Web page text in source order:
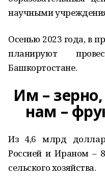
научными
Осенью 2023 года, в
планируют
Башкортостане.
Им –
нам –
Из 4,6 млрд
Россией и Ираном –
сельского хозяйства.